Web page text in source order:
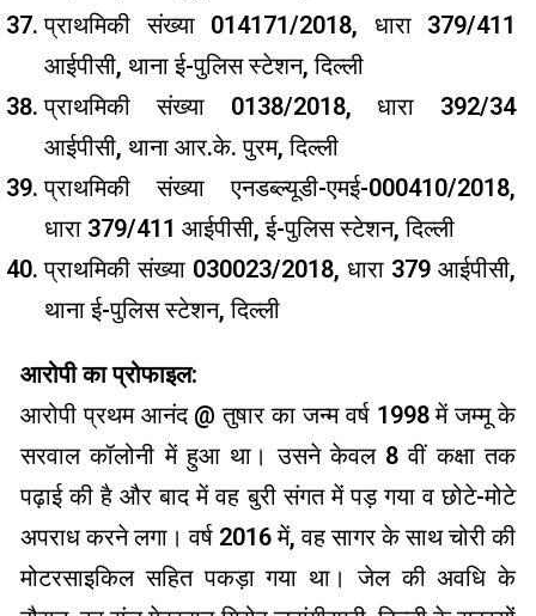
प्राथमिकी संख्या 014171/2018, धारा 379/411
आईपीसी, थाना ई-पुलिस स्टेशन, दिल्ली
प्राथमिकी संख्या 0138/2018, धारा 392/34
आईपीसी, थाना आर.के. पुरम, दिल्ली
प्राथमिकी संख्या एनडब्ल्यूडी-एमई-000410/2018,
धारा 379/411 आईपीसी, ई-पुलिस स्टेशन, दिल्ली
प्राथमिकी संख्या 030023/2018, धारा 379 आईपीसी,
थाना ई-पुलिस स्टेशन, दिल्ली
आरोपी का प्रोफाइल:
आरोपी प्रथम आनंद @ तुषार का जन्म वर्ष 1998 में जम्मू के
सरवाल कॉलोनी में हुआ था। उसने केवल 8 वीं कक्षा तक
पढ़ाई की है और बाद में वह बुरी संगत में पड़ गया व छोटे-मोटे
अपराध करने लगा। वर्ष 2016 में, वह सागर के साथ चोरी की
मोटरसाइकिल सहित पकड़ा गया था। जेल की अवधि के